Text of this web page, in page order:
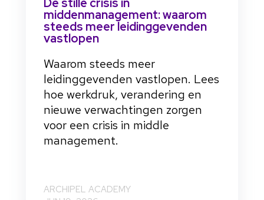
De stille crisis in
middenmanagement: waarom
steeds meer leidinggevenden
vastlopen
Waarom steeds meer
leidinggevenden vastlopen. Lees
hoe werkdruk, verandering en
nieuwe verwachtingen zorgen
voor een crisis in middle
management.
ARCHIPEL ACADEMY